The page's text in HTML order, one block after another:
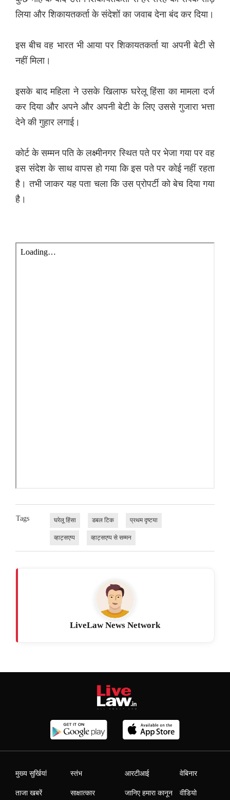
लिया और शिकायतकर्ता के संदेशों का जवाब देना बंद कर दिया।
इस बीच वह भारत भी आया पर शिकायतकर्ता या अपनी बेटी से
नहीं मिला।
इसके बाद महिला ने उसके खिलाफ घरेलू हिंसा का मामला दर्ज
कर दिया और अपने और अपनी बेटी के लिए उससे गुजारा भत्ता
देने की गुहार लगाई।
कोर्ट के सम्मन पति के लक्ष्मीनगर स्थित पते पर भेजा गया पर वह
इस संदेश के साथ वापस हो गया कि इस पते पर कोई नहीं रहता
है। तभी जाकर यह पता चला कि उस प्रोपर्टी को बेच दिया गया
है।
Tags घरेलू हिंसा डबल टिक प्रथम दृष्टया
व्हाट्सएप्प व्हाट्सएप्प से सम्मन
LiveLaw News Network
मुख्य सुर्खियां
ताजा खबरें
स्तंभ
साक्षात्कार
आरटीआई
जानिए हमारा कानून
वेबिनार
वीडियो